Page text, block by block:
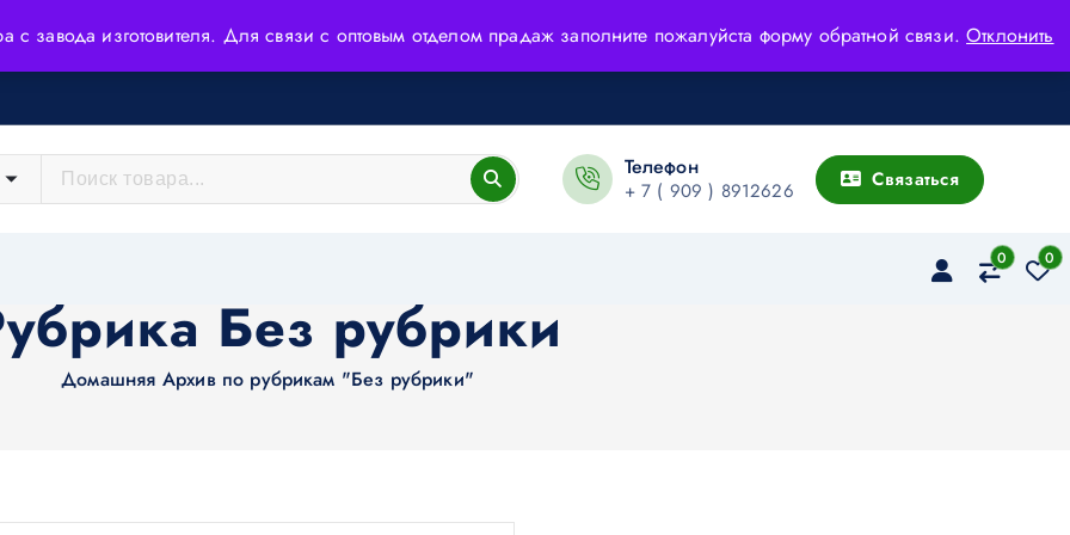
с завода изготовителя. Для связи с оптовым отделом прадаж заполните пожалуйста форму обратной связи.Отклонить
Телефон
+ 7 ( 909 ) 8912626 Связаться
0 0
Без рубрики
Домашняя Архив по рубрикам "Без рубрики"